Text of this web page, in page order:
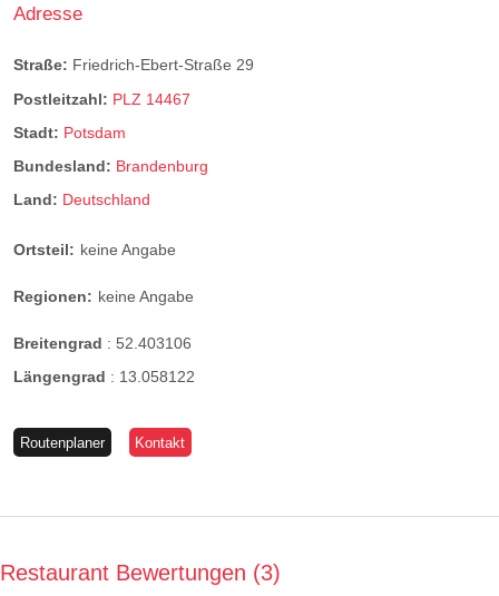
Adresse
Straße: Friedrich-Ebert-Straße 29
Postleitzahl: PLZ 14467
Stadt: Potsdam
Bundesland: Brandenburg
Land: Deutschland
Ortsteil: keine Angabe
Regionen: keine Angabe
Breitengrad : 52.403106
Längengrad : 13.058122
Routenplaner Kontakt
Restaurant Bewertungen 3